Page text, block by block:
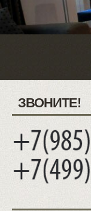
ЗВОНИТЕ!